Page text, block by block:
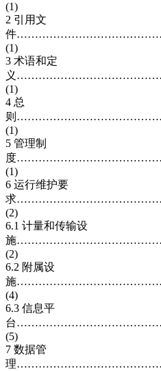
(1)
2 引用文
件
(1)
3 术语和定
义
(1)
4 总
则
(1)
5 管理制
度
(1)
6 运行维护要
求
(2)
6.1 计量和传输设
施
(2)
6.2 附属设
施
(4)
6.3 信息平
台
(5)
7 数据管
理